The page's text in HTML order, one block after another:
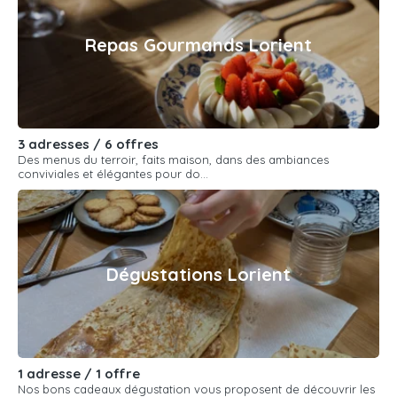
Repas Gourmands Lorient
3 adresses / 6 offres
Des menus du terroir, faits maison, dans des ambiances
conviviales et élégantes pour do...
Dégustations Lorient
1 adresse / 1 offre
Nos bons cadeaux dégustation vous proposent de découvrir les